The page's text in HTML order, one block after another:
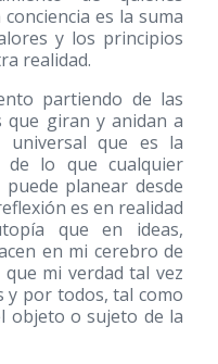
es la suma
y los principios
realidad.
partiendo de las
que giran y anidan a
que es la
de lo que cualquier
planear desde
es en realidad
que en ideas,
en mi cerebro de
mi verdad tal vez
y por todos, tal como
objeto o sujeto de la